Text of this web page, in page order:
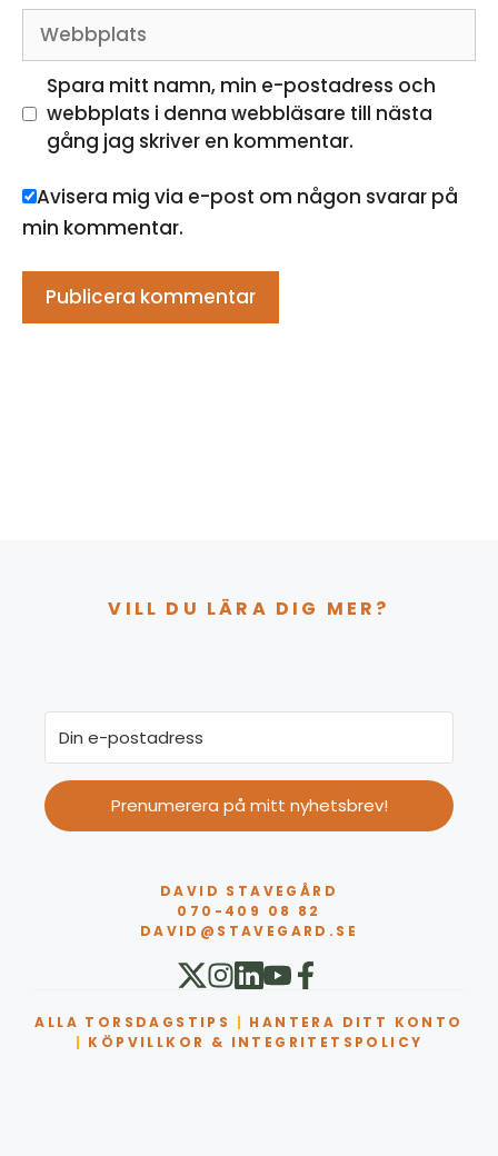
Webbplats
Spara mitt namn, min e-postadress och
webbplats i denna webbläsare till nästa
gång jag skriver en kommentar.
Avisera mig via e-post om någon svarar på
min kommentar.
VILL DU LÄRA DIG MER?
Prenumerera på mitt nyhetsbrev!
DAVID STAVEGÅRD
070-409 08 82
DAVID@STAVEGARD.SE
ALLA TORSDAGSTIPS | HANTERA DITT KONTO
| KÖPVILLKOR & INTEGRITETSPOLICY